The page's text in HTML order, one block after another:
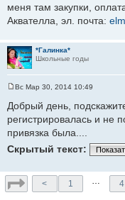
меня там закупки,
Аквателла, эл. почта:
*Галинка*
Школьные годы
о
б
е
и
Вс Мар 30, 2014 10:49
Добрый день,
регистрировалась и не
привязка была....
Скрытый текст:
< 1 … 4